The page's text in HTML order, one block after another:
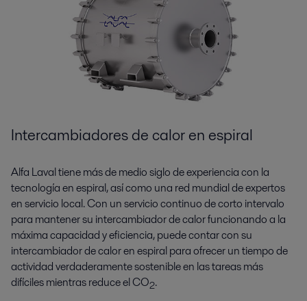
Intercambiadores de calor en espiral
Alfa Laval tiene más de medio siglo de experiencia con la
tecnología en espiral, así como una red mundial de expertos
en servicio local. Con un servicio continuo de corto intervalo
para mantener su intercambiador de calor funcionando a la
máxima capacidad y eficiencia, puede contar con su
intercambiador de calor en espiral para ofrecer un tiempo de
actividad verdaderamente sostenible en las tareas más
difíciles mientras reduce el CO2.